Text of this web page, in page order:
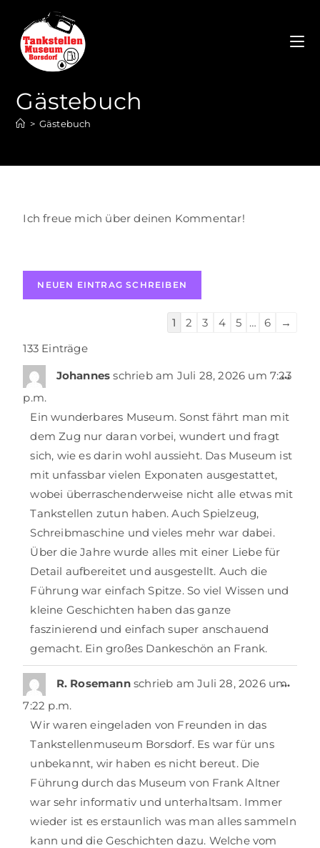
Gästebuch
> Gästebuch
Ich freue mich über deinen Kommentar!
1 2 3 4 5 … 6
→
133 Einträge
Johannesschrieb am Juli 28, 2026 um 7:23
p.m.
Ein wunderbares Museum. Sonst fährt man mit
dem Zug nur daran vorbei, wundert und fragt
sich, wie es darin wohl aussieht. Das Museum ist
mit unfassbar vielen Exponaten ausgestattet,
wobei überraschenderweise nicht alle etwas mit
Tankstellen zutun haben. Auch Spielzeug,
Schreibmaschine und vieles mehr war dabei.
Über die Jahre wurde alles mit einer Liebe für
Detail aufbereitet und ausgestellt. Auch die
Führung war einfach Spitze. So viel Wissen und
kleine Geschichten haben das ganze
faszinierend und einfach super anschauend
gemacht. Ein großes Dankeschön an Frank.
…
R. Rosemannschrieb am Juli 28, 2026 um
7:22 p.m.
Wir waren eingeladen von Freunden in das
Tankstellenmuseum Borsdorf. Es war für uns
unbekannt, wir haben es nicht bereut. Die
Führung durch das Museum von Frank Altner
war sehr informativ und unterhaltsam. Immer
wieder ist es erstaunlich was man alles sammeln
kann und die Geschichten dazu. Welche vom
…